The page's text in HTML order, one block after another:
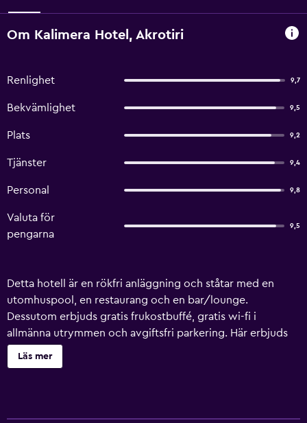
Om Kalimera Hotel, Akrotiri
Renlighet 9,7
Bekvämlighet 9,5
Plats 9,2
Tjänster 9,4
Personal 9,8
Valuta för
pengarna
9,5
Detta hotell är en rökfri anläggning och ståtar med en
utomhuspool, en restaurang och en bar/lounge.
Dessutom erbjuds gratis frukostbuffé, gratis wi-fi i
allmänna utrymmen och avgiftsfri parkering. Här erbjuds
dessutom bland annat en bar vid poolen, en snackbar/deli
och ett kafé. Hotel Kalimera erbjuder 22
Läs mer